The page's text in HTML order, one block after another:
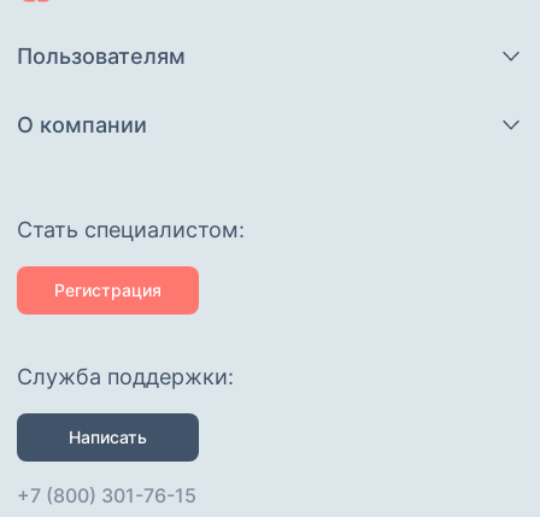
Пользователям
О компании
Cтать специалистом:
Регистрация
Служба поддержки:
Написать
+7 (800) 301-76-15